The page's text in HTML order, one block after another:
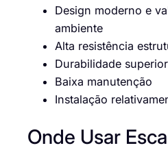
Design moderno e
ambiente
Alta resistência
Durabilidade
Baixa manutenção
Instalação
Onde Usar